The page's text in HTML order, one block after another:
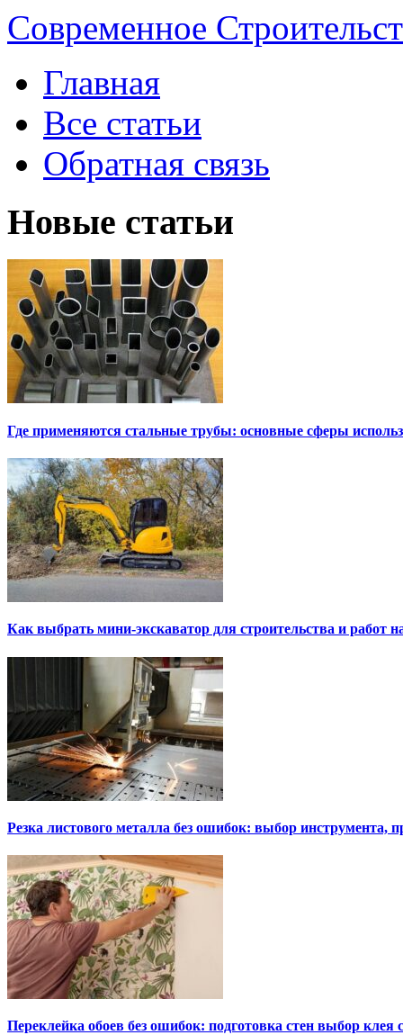
Современное
Главная
Все статьи
Обратная связь
Новые статьи
Где применяются стальные трубы: основные сферы
Как выбрать мини-экскаватор для строительства и работ
Резка листового металла без ошибок: выбор инструмента,
Переклейка обоев без ошибок: подготовка стен выбор клея